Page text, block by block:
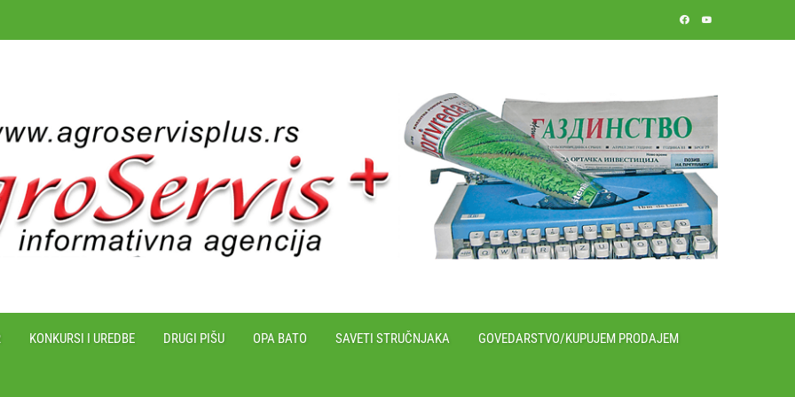
KONKURSI I UREDBE DRUGI PIŠU OPA BATO SAVETI STRUČNJAKA GOVEDARSTVO/KUPUJEM PRODAJEM